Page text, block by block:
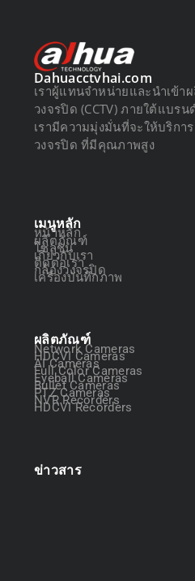
Dahuacctvhai.com
เราผู้แทนจำหน่ายและนำเข้
วงจรปิด (CCTV) ภายใต้แบรน
เรามีความมุ่งมั่นที่จะให้บริกา
วงจรปิด ที่มีคุณภาพสูง
เมนูหลัก
หน้าหลัก
ผลิตภัณฑ์
โซลูชัน
เกี่ยวกับเรา
ติดต่อเรา
กล้องวงจรปิด
เครื่องบันทึกภาพ
ผลิตภัณฑ์
Network Cameras
HDCVI Cameras
AI Cameras
Full Color Cameras
Eyeball Cameras
Bullet Cameras
PTZ Cameras
NVR Recorders
HDCVI Recorders
ข่าวสาร